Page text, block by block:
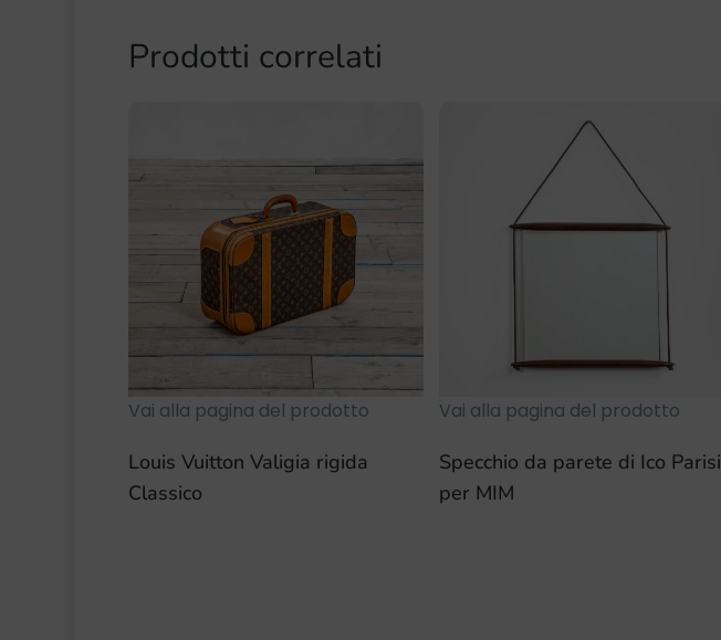
Prodotti correlati
Vai alla pagina del prodotto
Louis Vuitton Valigia rigida
Classico
Vai alla pagina del prodotto
Specchio da parete di Ico Parisi
per MIM